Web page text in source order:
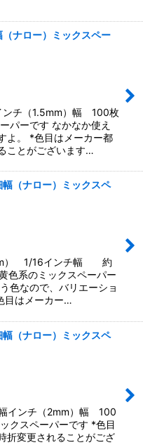
ナロー）ミックスペー
チ（1.5mm）幅 100枚
パーです なかなか使え
よ。 *色目はメーカー都
ことがございます…
（ナロー）ミックスペ
） 1/16インチ幅 約
系のミックスペーパー
色なので、バリエーショ
目はメーカー…
（ナロー）ミックスペ
インチ（2mm）幅 100
クスペーパーです *色目
折変更されることがござ